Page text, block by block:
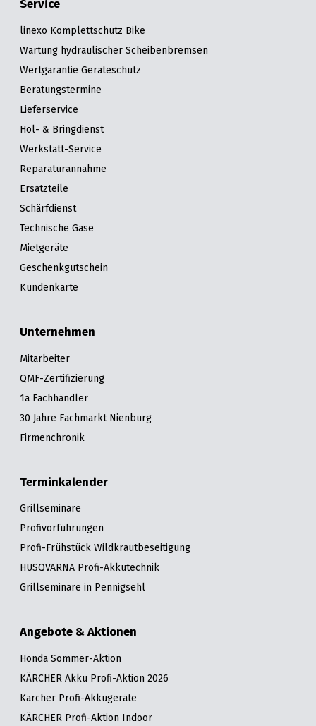
Service
linexo Komplettschutz Bike
Wartung hydraulischer Scheibenbremsen
Wertgarantie Geräteschutz
Beratungstermine
Lieferservice
Hol- & Bringdienst
Werkstatt-Service
Reparaturannahme
Ersatzteile
Schärfdienst
Technische Gase
Mietgeräte
Geschenkgutschein
Kundenkarte
Unternehmen
Mitarbeiter
QMF-Zertifizierung
1a Fachhändler
30 Jahre Fachmarkt Nienburg
Firmenchronik
Terminkalender
Grillseminare
Profivorführungen
Profi-Frühstück Wildkrautbeseitigung
HUSQVARNA Profi-Akkutechnik
Grillseminare in Pennigsehl
Angebote & Aktionen
Honda Sommer-Aktion
KÄRCHER Akku Profi-Aktion 2026
Kärcher Profi-Akkugeräte
KÄRCHER Profi-Aktion Indoor